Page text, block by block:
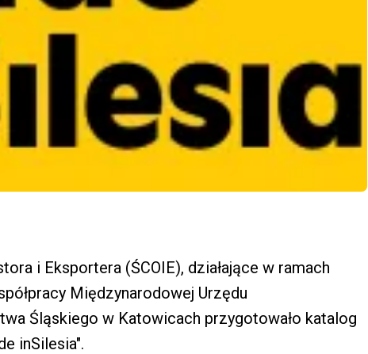
i Eksportera (ŚCOIE), działające w ramach
Międzynarodowej Urzędu
Śląskiego w Katowicach przygotowało katalog
inSilesia".